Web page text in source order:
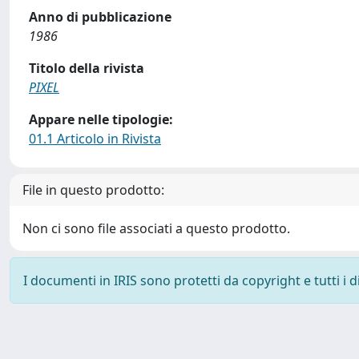
Anno di pubblicazione
1986
Titolo della rivista
PIXEL
Appare nelle tipologie:
01.1 Articolo in Rivista
File in questo prodotto:
Non ci sono file associati a questo prodotto.
I documenti in IRIS sono protetti da copyright e tutti i